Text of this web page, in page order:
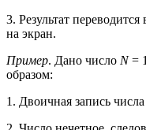
3. Результат
на экран.
Пример. Дано число N=
образом:
1. Двоичная запись числа